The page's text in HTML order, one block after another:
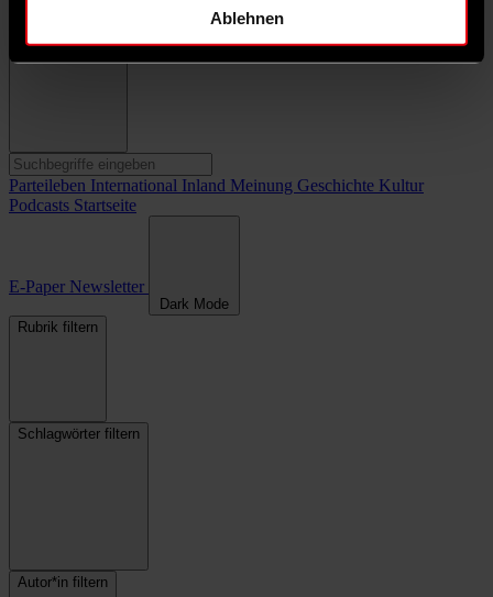
Ablehnen
Parteileben International Inland Meinung Geschichte Kultur
Podcasts Startseite
E-Paper Newsletter
Dark Mode
Rubrik filtern
Schlagwörter filtern
Autor*in filtern